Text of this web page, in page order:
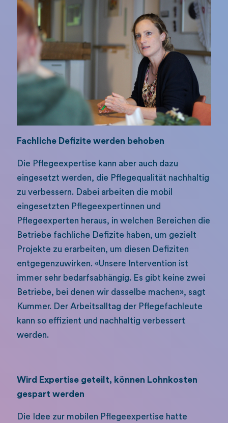
Fachliche Defizite werden behoben
Die Pflegeexpertise kann aber auch dazu
eingesetzt werden, die Pflegequalität nachhaltig
zu verbessern. Dabei arbeiten die mobil
eingesetzten Pflegeexpertinnen und
Pflegeexperten heraus, in welchen Bereichen die
Betriebe fachliche Defizite haben, um gezielt
Projekte zu erarbeiten, um diesen Defiziten
entgegenzuwirken. «Unsere Intervention ist
immer sehr bedarfsabhängig. Es gibt keine zwei
Betriebe, bei denen wir dasselbe machen», sagt
Kummer. Der Arbeitsalltag der Pflegefachleute
kann so effizient und nachhaltig verbessert
werden.
Wird Expertise geteilt, können Lohnkosten
gespart werden
Die Idee zur mobilen Pflegeexpertise hatte